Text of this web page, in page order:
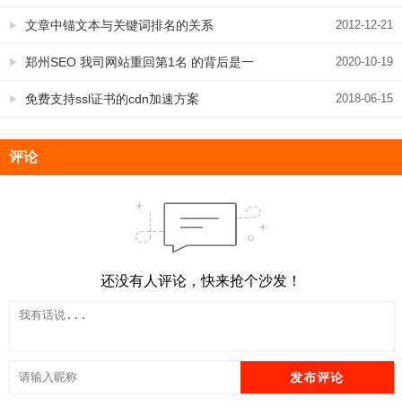
2012-12-21
文章中锚文本与关键词排名的关系
2020-10-19
郑州SEO 我司网站重回第1名 的背后是一
个血淋淋的SEO事实 2018-06-15
免费支持ssl证书的cdn加速方案
评论
还没有人评论，快来抢个沙发！
发布评论